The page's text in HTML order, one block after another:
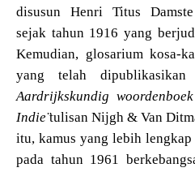
disusun Henri Titus
sejak tahun 1916 yang
Kemudian, glosarium kosa-
yang telah
Aardrijkskundig
Indietulisan Nijgh & Van
itu, kamus yang lebih
pada tahun 1961